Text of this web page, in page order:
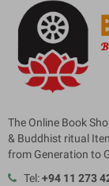
The Online Book
& Buddhist ritual
from Generation to
Tel:+94 11 273